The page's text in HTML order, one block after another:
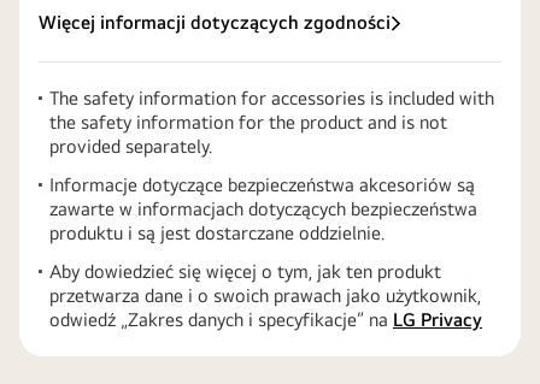
Więcej informacji dotyczących zgodności
The safety information for accessories is included with
the safety information for the product and is not
provided separately.
Informacje dotyczące bezpieczeństwa akcesoriów są
zawarte w informacjach dotyczących bezpieczeństwa
produktu i są jest dostarczane oddzielnie.
Aby dowiedzieć się więcej o tym, jak ten produkt
przetwarza dane i o swoich prawach jako użytkownik,
odwiedź „Zakres danych i specyfikacje” na LG Privacy